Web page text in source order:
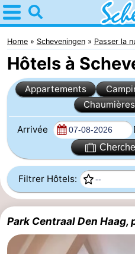
Home
Scheveningen
Astuces
Avec
les
enfants
Passer
la
nuit
Appartements
-
Nautisch
Centrum
Campings
Chambre
Home Scheveningen Passer la
Hôtels à
Appartements
Chaumières
Arrivée
Filtrer Hôtels:
Park Centraal Den